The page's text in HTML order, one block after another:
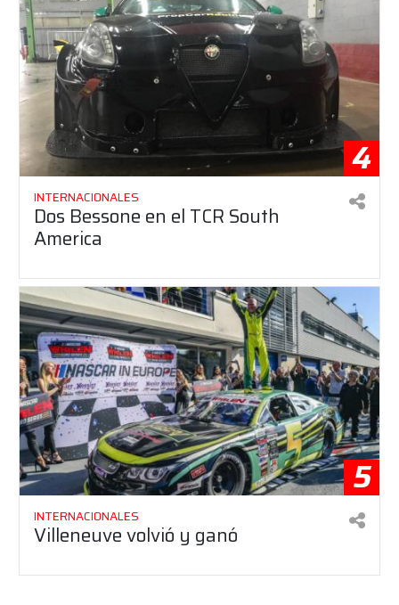
4
INTERNACIONALES
Dos Bessone en el TCR South
America
5
INTERNACIONALES
Villeneuve volvió y ganó